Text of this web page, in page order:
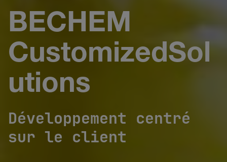
BECHEM
CustomizedSol
utions
Développement centré
sur le client